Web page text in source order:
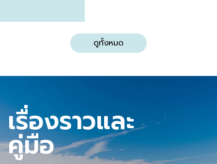
ดูทั้งหมด
เรื่องราวและ
คู่มือ